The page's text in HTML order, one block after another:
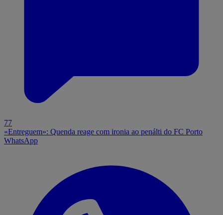
77
«Entreguem»: Quenda reage com ironia ao penálti do FC Porto
WhatsApp